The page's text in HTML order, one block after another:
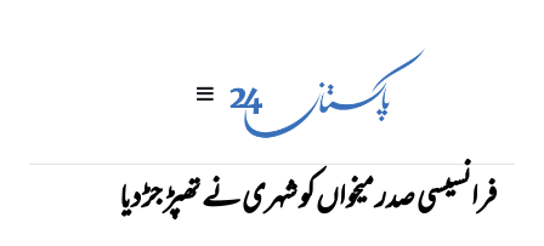
فرانسیسی صدر میخواں کو شہری نے تھپڑ جڑ دیا